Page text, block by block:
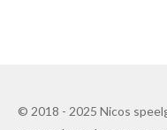
© 2018 - 2025 Nicos